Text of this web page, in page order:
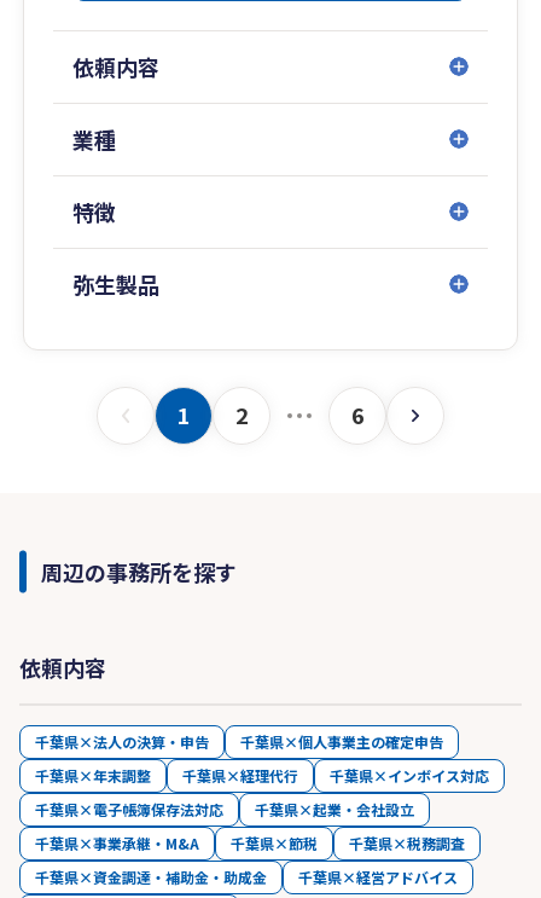
言・生前贈与まで、
経営から資産承継まで一貫してサポート可能で
す。
抑えて家族へ円満に引き継ぎたい」など、
承継・相続に関するお悩みはお気軽にご相談くだ
さい。
依頼内容
業種
特徴
弥生製品
1 2 6
周辺の事務所を探す
依頼内容
千葉県×法人の決算・申告
千葉県×個人事業主の確定申告
千葉県×年末調整
千葉県×経理代行
千葉県×インボイス対応
千葉県×電子帳簿保存法対応
千葉県×起業・会社設立
千葉県×事業承継・M&A
千葉県×節税
千葉県×税務調査
千葉県×資金調達・補助金・助成金
千葉県×経営アドバイス